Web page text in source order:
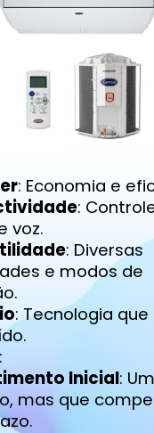
: Economia e
:
voz.
: Diversas
e modos de
: Tecnologia
Inicial:
mas que